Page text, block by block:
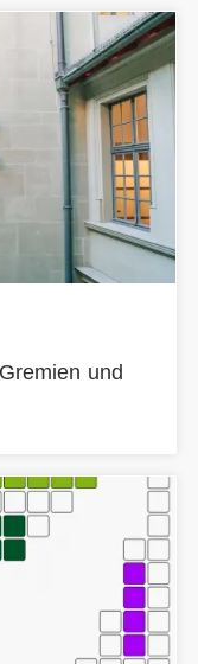
und